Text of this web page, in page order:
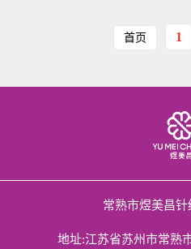
首页 1
常熟市煜美昌针
地址:江苏省苏州市常熟